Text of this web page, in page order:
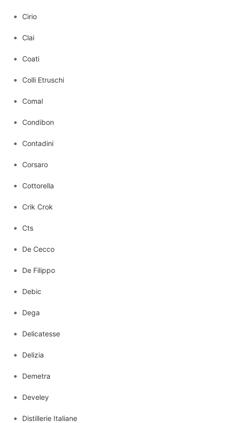
Cirio
Clai
Coati
Colli Etruschi
Comal
Condibon
Contadini
Corsaro
Cottorella
Crik Crok
Cts
De Cecco
De Filippo
Debic
Dega
Delicatesse
Delizia
Demetra
Develey
Distillerie Italiane